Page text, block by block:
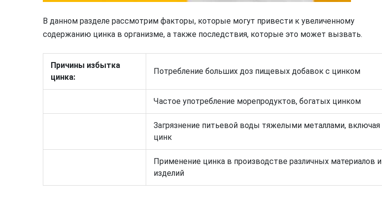
В данном разделе рассмотрим факторы, которые могут привести к увеличенному
содержанию цинка в организме, а также последствия, которые это может вызвать.
Причины избытка
цинка:
Потребление больших доз пищевых добавок с цинком
Частое употребление морепродуктов, богатых цинком
Загрязнение питьевой воды тяжелыми металлами, включая
цинк
Применение цинка в производстве различных материалов и
изделий